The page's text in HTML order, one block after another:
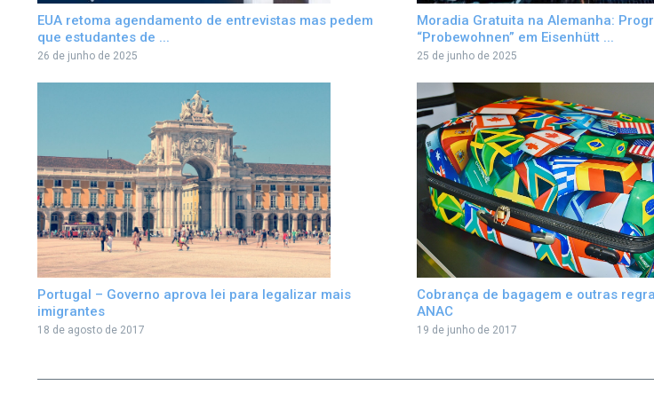
EUA retoma agendamento de entrevistas mas pedem
que estudantes de ...
26 de junho de 2025
Moradia Gratuita na Alemanha:
“Probewohnen” em Eisenhütt ...
25 de junho de 2025
Portugal – Governo aprova lei para legalizar mais
imigrantes
18 de agosto de 2017
Cobrança de bagagem e outras
ANAC
19 de junho de 2017